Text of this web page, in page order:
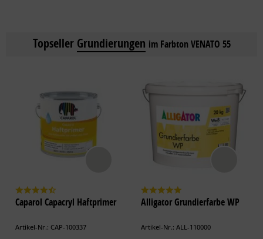
Topseller Grundierungen im Farbton VENATO 55
Caparol Capacryl Haftprimer
Artikel-Nr.: CAP-100337
Alligator Grundierfarbe WP
Artikel-Nr.: ALL-110000